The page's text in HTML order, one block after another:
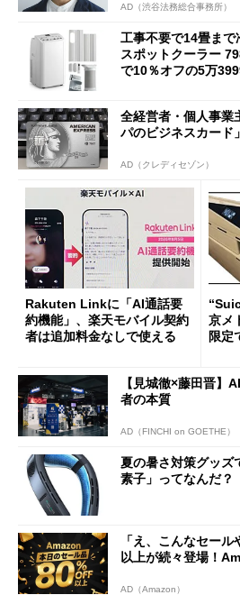
AD（渋谷法務総合事務所）
工事不要で14畳ま
スポットクーラー
で10％オフの5万
全経営者・個人事業
パのビジネスカード」
AD（クレディセゾン）
Rakuten Linkに「AI通話要
約機能」、楽天モバイル契約
者は追加料金なしで使える
京メ
限定
【見城徹×藤田晋】
者の本質
AD（FINCHI on GOETHE）
夏の暑さ対策グッズ
素子」ってなんだ
「え、こんなセー
以上が続々登場！
AD（Amazon）